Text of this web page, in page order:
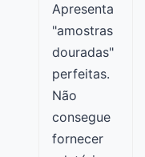
Apresenta
"amostras
douradas"
perfeitas.
Não
consegue
fornecer